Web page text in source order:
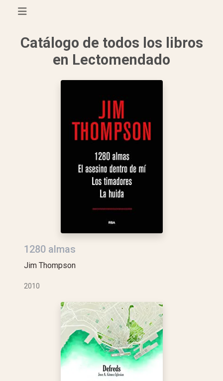
Catálogo de todos los libros
en Lectomendado
1280 almas
Jim Thompson
2010